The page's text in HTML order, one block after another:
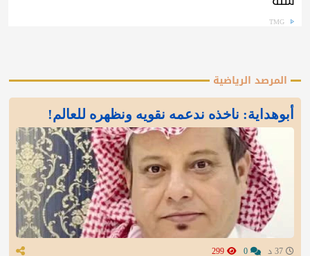
TMG
المرصد الرياضية
أبوهداية: ناخذه ندعمه نقويه ونظهره للعالم!